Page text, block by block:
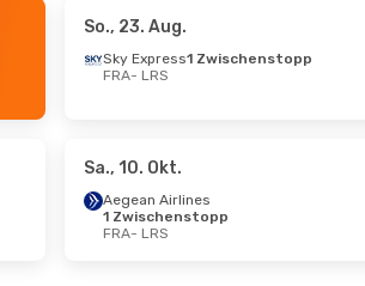
So., 23. Aug.
Sky Express1 Zwischenstopp
FRA- LRS
Sa., 10. Okt.
Aegean Airlines
1 Zwischenstopp
FRA- LRS